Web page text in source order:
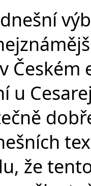
dnešní
u
že